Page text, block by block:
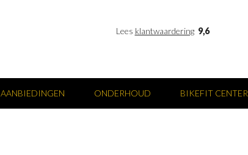
Lees klantwaardering 9,6
AANBIEDINGEN ONDERHOUD BIKEFIT CENTER